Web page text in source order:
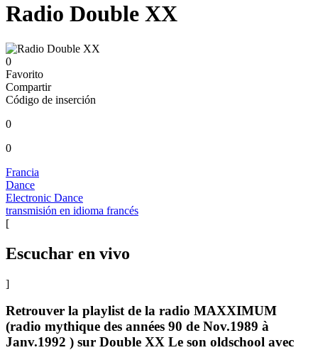
Radio Double XX
0
Favorito
Compartir
Código de inserción
0
0
Francia
Dance
Electronic Dance
transmisión en idioma francés
[
Escuchar en vivo
]
Retrouver la playlist de la radio MAXXIMUM
(radio mythique des années 90 de Nov.1989 à
Janv.1992 ) sur Double XX Le son oldschool avec